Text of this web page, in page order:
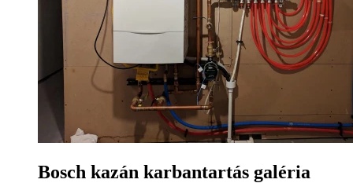
Bosch kazán karbantartás galéria